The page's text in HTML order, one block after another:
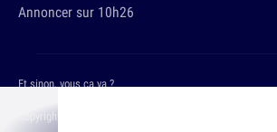
Annoncer sur 10h26
Copyright © 2026 The Original Publishing Studio
Et sinon, vous ça va ?